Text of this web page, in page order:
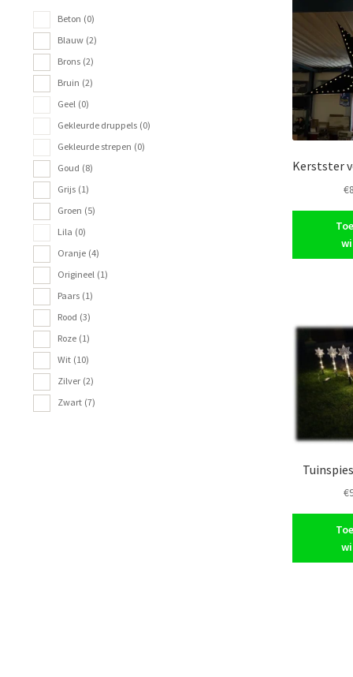
Kerstster
€
€
Beton (0)
Blauw (2)
Brons (2)
Bruin (2)
Geel (0)
Gekleurde druppels (0)
Gekleurde strepen (0)
Goud (8)
Grijs (1)
Groen (5)
Lila (0)
Oranje (4)
Origineel (1)
Paars (1)
Rood (3)
Roze (1)
Wit (10)
Zilver (2)
Zwart (7)